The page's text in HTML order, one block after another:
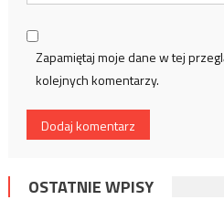
Zapamiętaj moje dane w tej
kolejnych komentarzy.
OSTATNIE WPISY